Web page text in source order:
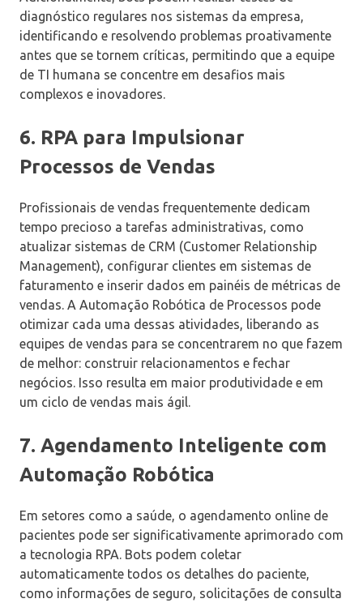
diagnóstico regulares nos sistemas da empresa,
identificando e resolvendo problemas proativamente
antes que se tornem críticas, permitindo que a equipe
de TI humana se concentre em desafios mais
complexos e inovadores.
6. RPA para Impulsionar
Processos de Vendas
Profissionais de vendas frequentemente dedicam
tempo precioso a tarefas administrativas, como
atualizar sistemas de CRM (Customer Relationship
Management), configurar clientes em sistemas de
faturamento e inserir dados em painéis de métricas de
vendas. A Automação Robótica de Processos pode
otimizar cada uma dessas atividades, liberando as
equipes de vendas para se concentrarem no que fazem
de melhor: construir relacionamentos e fechar
negócios. Isso resulta em maior produtividade e em
um ciclo de vendas mais ágil.
7. Agendamento Inteligente com
Automação Robótica
Em setores como a saúde, o agendamento online de
pacientes pode ser significativamente aprimorado com
a tecnologia RPA. Bots podem coletar
automaticamente todos os detalhes do paciente,
como informações de seguro, solicitações de consulta